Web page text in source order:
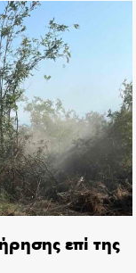
επί της